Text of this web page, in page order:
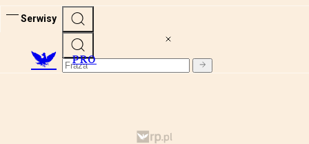
Serwisy
PRO